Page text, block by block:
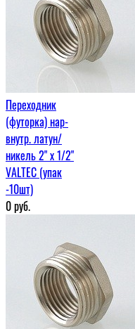
Переходник
(футорка) нар-
внутр. латун/
никель 2" х 1/2"
VALTEC (упак
-10шт)
0руб.